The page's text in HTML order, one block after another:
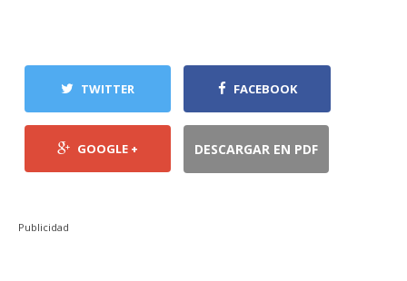
TWITTER FACEBOOK
GOOGLE + DESCARGAR EN PDF
Publicidad